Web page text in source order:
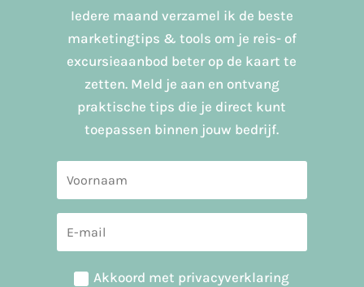
Iedere maand verzamel ik de beste
marketingtips & tools om je reis- of
excursieaanbod beter op de kaart te
zetten. Meld je aan en ontvang
praktische tips die je direct kunt
toepassen binnen jouw bedrijf.
Akkoord met privacyverklaring